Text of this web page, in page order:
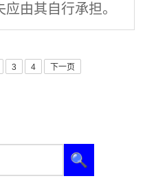
由其自行承担。
3 4 下一页
🔍